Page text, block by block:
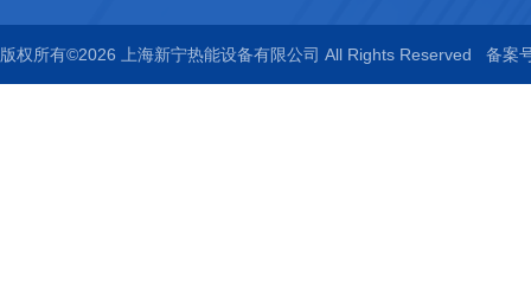
版权所有©2026 上海新宁热能设备有限公司 All Rights Reserved 备案